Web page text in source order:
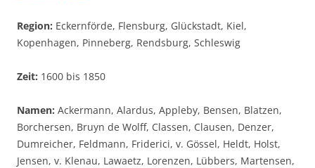
Region: Eckernförde, Flensburg, Glückstadt, Kiel,
Kopenhagen, Pinneberg, Rendsburg, Schleswig
Zeit: 1600 bis 1850
Namen: Ackermann, Alardus, Appleby, Bensen, Blatzen,
Borchersen, Bruyn de Wolff, Classen, Clausen, Denzer,
Dumreicher, Feldmann, Friderici, v. Gössel, Heldt, Holst,
Jensen, v. Klenau, Lawaetz, Lorenzen, Lübbers, Martensen,